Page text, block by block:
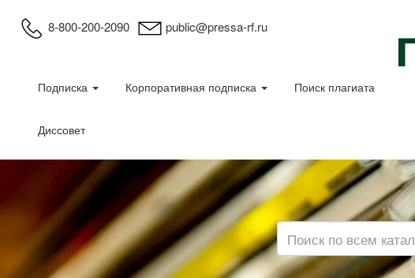
8-800-200-2090 public@pressa-rf.ru
Подписка Корпоративная подписка Поиск плагиата
Диссовет